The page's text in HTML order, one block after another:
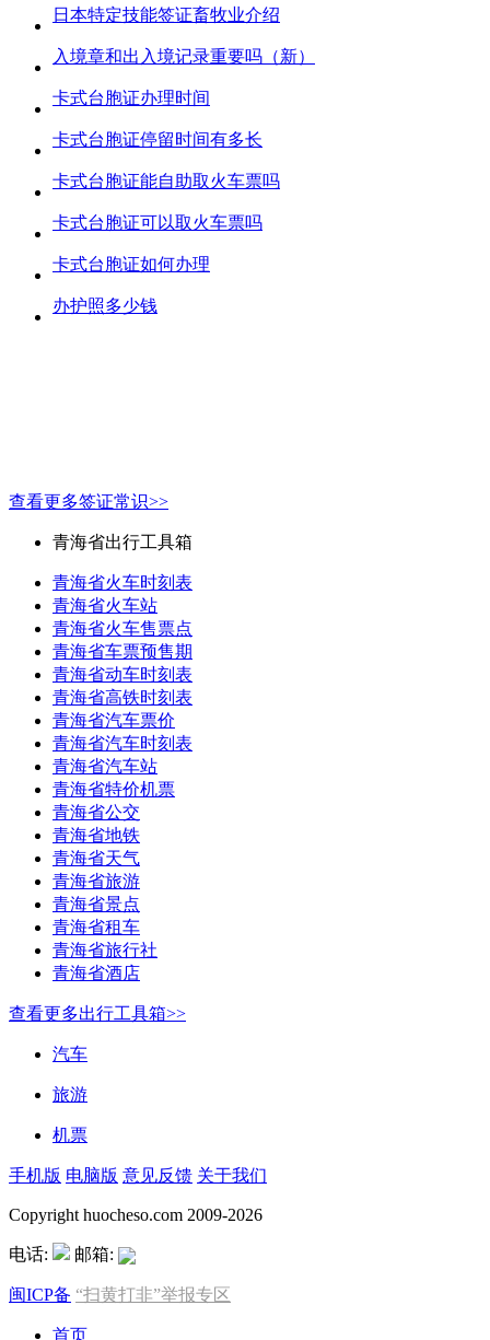
日本特定技能签证畜牧业介绍
入境章和出入境记录重要吗（新）
卡式台胞证办理时间
卡式台胞证停留时间有多长
卡式台胞证能自助取火车票吗
卡式台胞证可以取火车票吗
卡式台胞证如何办理
办护照多少钱
查看更多签证常识>>
青海省出行工具箱
青海省火车时刻表
青海省火车站
青海省火车售票点
青海省车票预售期
青海省动车时刻表
青海省高铁时刻表
青海省汽车票价
青海省汽车时刻表
青海省汽车站
青海省特价机票
青海省公交
青海省地铁
青海省天气
青海省旅游
青海省景点
青海省租车
青海省旅行社
青海省酒店
查看更多出行工具箱>>
汽车
旅游
机票
手机版 电脑版 意见反馈 关于我们
Copyright huocheso.com 2009-2026
电话: 邮箱:
闽ICP备 “扫黄打非”举报专区
首页